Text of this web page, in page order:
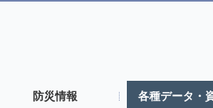
防災情報 各種データ・